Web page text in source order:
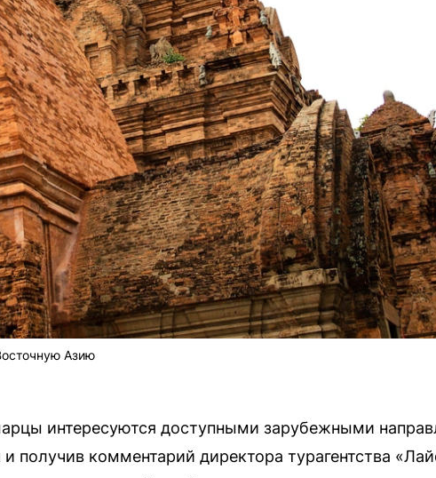
Азию
интересуются доступными зарубежными
получив комментарий директора турагентства